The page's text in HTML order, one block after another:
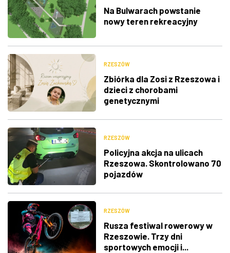
Na Bulwarach powstanie
nowy teren rekreacyjny
RZESZÓW
Zbiórka dla Zosi z Rzeszowa i
dzieci z chorobami
genetycznymi
RZESZÓW
Policyjna akcja na ulicach
Rzeszowa. Skontrolowano 70
pojazdów
RZESZÓW
Rusza festiwal rowerowy w
Rzeszowie. Trzy dni
sportowych emocji i...